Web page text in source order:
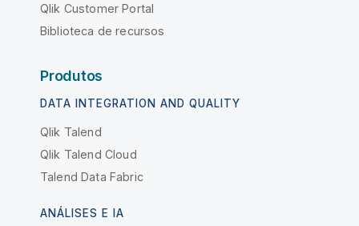
Qlik Customer Portal
Biblioteca de recursos
Produtos
DATA INTEGRATION AND QUALITY
Qlik Talend
Qlik Talend Cloud
Talend Data Fabric
ANÁLISES E IA